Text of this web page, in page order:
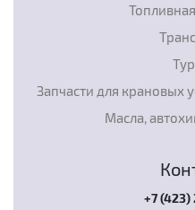
Запчасти для крановых
Масла,
+7